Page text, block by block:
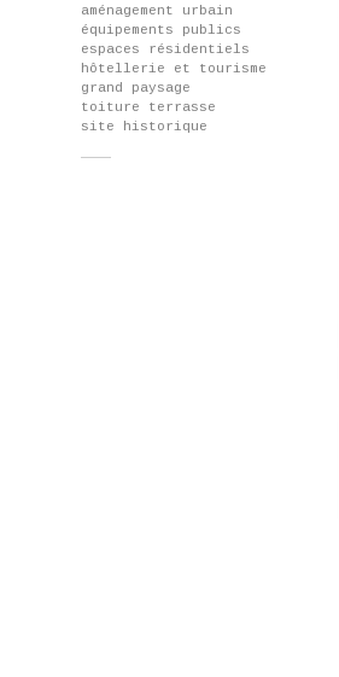
aménagement urbain
équipements publics
espaces résidentiels
hôtellerie et tourisme
grand paysage
toiture terrasse
site historique